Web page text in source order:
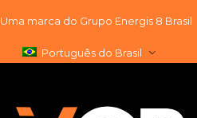
para
Uma marca do Grupo Energis 8 Brasil
Português do Brasil